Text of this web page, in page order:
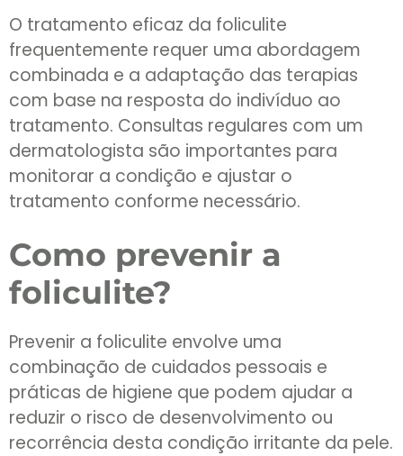
O tratamento eficaz da foliculite
frequentemente requer uma abordagem
combinada e a adaptação das terapias
com base na resposta do indivíduo ao
tratamento. Consultas regulares com um
dermatologista são importantes para
monitorar a condição e ajustar o
tratamento conforme necessário.
Como prevenir a
foliculite?
Prevenir a foliculite envolve uma
combinação de cuidados pessoais e
práticas de higiene que podem ajudar a
reduzir o risco de desenvolvimento ou
recorrência desta condição irritante da pele.